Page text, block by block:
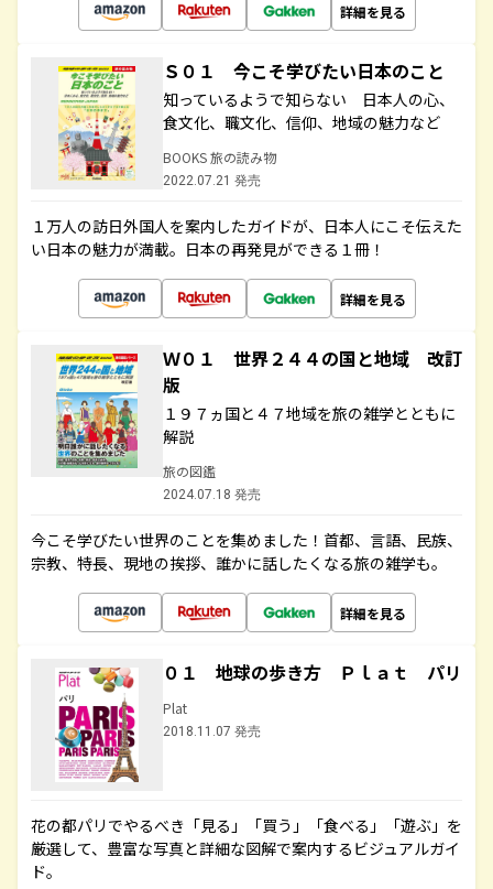
詳細を見る
Ｓ０１ 今こそ学びたい日本のこと
知っているようで知らない 日本人の心、
食文化、職文化、信仰、地域の魅力など
BOOKS 旅の読み物
2022.07.21 発売
１万人の訪日外国人を案内したガイドが、日本人にこそ伝えた
い日本の魅力が満載。日本の再発見ができる１冊！
詳細を見る
Ｗ０１ 世界２４４の国と地域 改訂
版
１９７ヵ国と４７地域を旅の雑学とともに
解説
旅の図鑑
2024.07.18 発売
今こそ学びたい世界のことを集めました！首都、言語、民族、
宗教、特長、現地の挨拶、誰かに話したくなる旅の雑学も。
詳細を見る
０１ 地球の歩き方 Ｐｌａｔ パリ
Plat
2018.11.07 発売
花の都パリでやるべき「見る」「買う」「食べる」「遊ぶ」を
厳選して、豊富な写真と詳細な図解で案内するビジュアルガイ
ド。